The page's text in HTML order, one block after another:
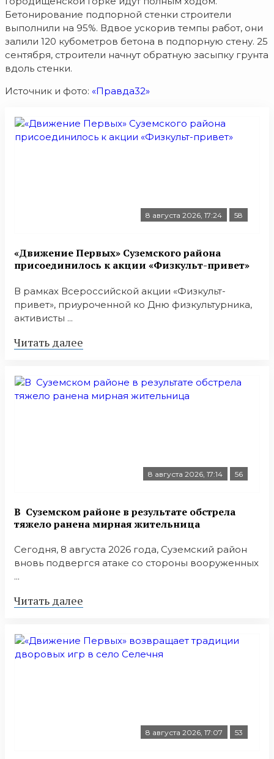
Бетонирование подпорной стенки строители
выполнили на 95%. Вдвое ускорив темпы работ, они
залили 120 кубометров бетона в подпорную стену. 25
сентября, строители начнут обратную засыпку грунта
вдоль стенки.
Источник и фото: «Правда32»
8 августа 2026, 17:24 58
«Движение Первых» Суземского района
присоединилось к акции «Физкульт-привет»
В рамках Всероссийской акции «Физкульт-
привет», приуроченной ко Дню физкультурника,
активисты ...
Читать далее
8 августа 2026, 17:14 56
В Суземском районе в результате обстрела
тяжело ранена мирная жительница
Сегодня, 8 августа 2026 года, Суземский район
вновь подвергся атаке со стороны вооруженных
...
Читать далее
8 августа 2026, 17:07 53